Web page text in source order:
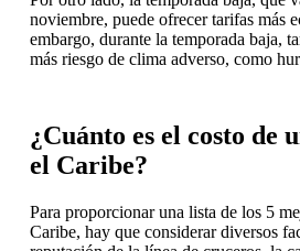
noviembre, puede ofrecer tarifas más
embargo, durante la temporada baja,
más riesgo de clima adverso, como
¿Cuánto es el costo de
el Caribe?
Para proporcionar una lista de los 5
Caribe, hay que considerar diversos